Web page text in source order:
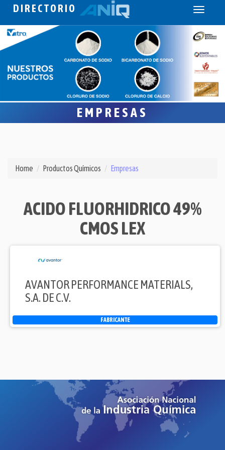
DIRECTORIO
Toggle
EMPRESAS
Home Productos Químicos Empresas
ACIDO FLUORHIDRICO 49%
CMOS LEX
AVANTOR PERFORMANCE MATERIALS,
S.A. DE C.V.
FABRICANTE